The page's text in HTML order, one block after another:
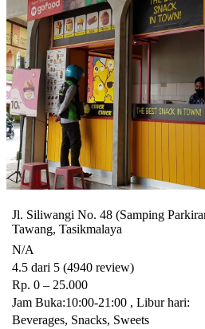
Jl. Siliwangi No. 48 (Samping
Tawang, Tasikmalaya
N/A
4.5 dari 5 (4940 review)
Rp. 0 – 25.000
Jam Buka:10:00-21:00 , Libur hari:
Beverages, Snacks, Sweets